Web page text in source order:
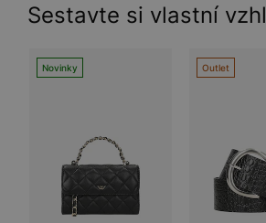
Sestavte si vlastní
Novinky Outlet